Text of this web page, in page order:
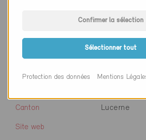
Hecht
Canton Lucerne
Site web
Confirmer la sélection
Sélectionner tout
Protection des données Mentions